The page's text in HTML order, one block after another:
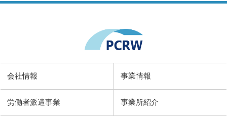
会社情報 事業情報
労働者派遣事業 事業所紹介